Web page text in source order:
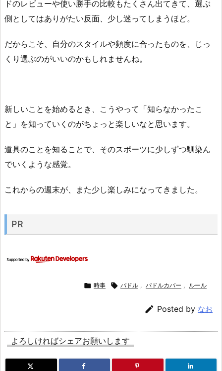
ドのレビューや使い勝手の比較もたくさん出てきて、選ぶ
側としてはありがたい反面、少し迷ってしまうほど。
だからこそ、自分のスタイルや頻度に合ったものを、じっ
くり選ぶのがいいのかもしれませんね。
新しいことを始めるとき、こうやって「知らなかったこ
と」を知っていくのがちょっと楽しいなと思います。
道具のことを知ることで、そのスポーツに少しずつ馴染ん
でいくような感覚。
これからの週末が、また少し楽しみになってきました。
PR
 時事  パドル , パドルカバー , ルール
 Posted by なお
よろしければシェアお願いします